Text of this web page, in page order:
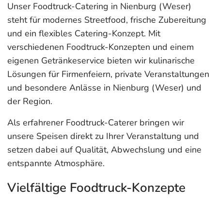
Unser Foodtruck-Catering in Nienburg (Weser)
steht für modernes Streetfood, frische Zubereitung
und ein flexibles Catering-Konzept. Mit
verschiedenen Foodtruck-Konzepten und einem
eigenen Getränkeservice bieten wir kulinarische
Lösungen für Firmenfeiern, private Veranstaltungen
und besondere Anlässe in Nienburg (Weser) und
der Region.
Als erfahrener Foodtruck-Caterer bringen wir
unsere Speisen direkt zu Ihrer Veranstaltung und
setzen dabei auf Qualität, Abwechslung und eine
entspannte Atmosphäre.
Vielfältige Foodtruck-Konzepte